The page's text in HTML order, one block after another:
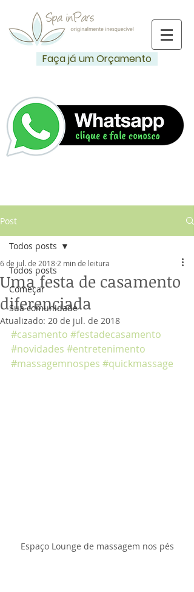
Faça já um Orçamento
Post
Todos posts
Começar
Sua comunidade
Todos posts
Uma festa de casamento
diferenciada
6 de jul. de 2018 2 min de leitura
Atualizado: 20 de jul. de 2018
#casamento #festadecasamento
#novidades #entretenimento
#massagemnospes #quickmassage
Espaço Lounge de massagem nos pés